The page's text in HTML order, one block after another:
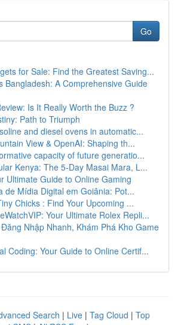
Go
for Sale: Find the Greatest Saving...
Bangladesh: A Comprehensive Guide
Is It Really Worth the Buzz ?
Path to Triumph
and diesel ovens in automatic...
View & OpenAI: Shaping th...
capacity of future generatio...
Kenya: The 5-Day Masai Mara, L...
Ultimate Guide to Online Gaming
de Mídia Digital em Goiânia: Pot...
Chicks : Find Your Upcoming ...
Your Ultimate Rolex Repli...
Nhập Nhanh, Khám Phá Kho Game
Coding: Your Guide to Online Certif...
Search | Live | Tag Cloud | Top